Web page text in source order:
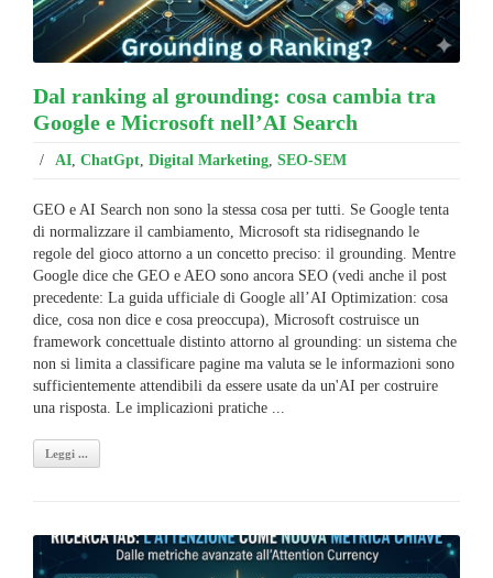
Dal ranking al grounding: cosa cambia tra
Google e Microsoft nell’AI Search
/ AI, ChatGpt, Digital Marketing, SEO-SEM
GEO e AI Search non sono la stessa cosa per tutti. Se Google tenta
di normalizzare il cambiamento, Microsoft sta ridisegnando le
regole del gioco attorno a un concetto preciso: il grounding. Mentre
Google dice che GEO e AEO sono ancora SEO (vedi anche il post
precedente: La guida ufficiale di Google all’AI Optimization: cosa
dice, cosa non dice e cosa preoccupa), Microsoft costruisce un
framework concettuale distinto attorno al grounding: un sistema che
non si limita a classificare pagine ma valuta se le informazioni sono
sufficientemente attendibili da essere usate da un'AI per costruire
una risposta. Le implicazioni pratiche ...
Leggi ...